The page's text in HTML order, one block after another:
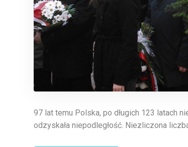
97 lat temu Polska, po długich 123 latach
odzyskała niepodległość. Niezliczona